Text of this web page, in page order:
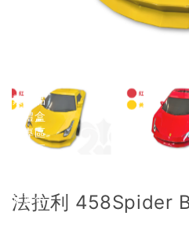
紙紮用品
情境禮盒
兒童專區
寵物專區
命定選色
壽衣
法拉利 458Spider